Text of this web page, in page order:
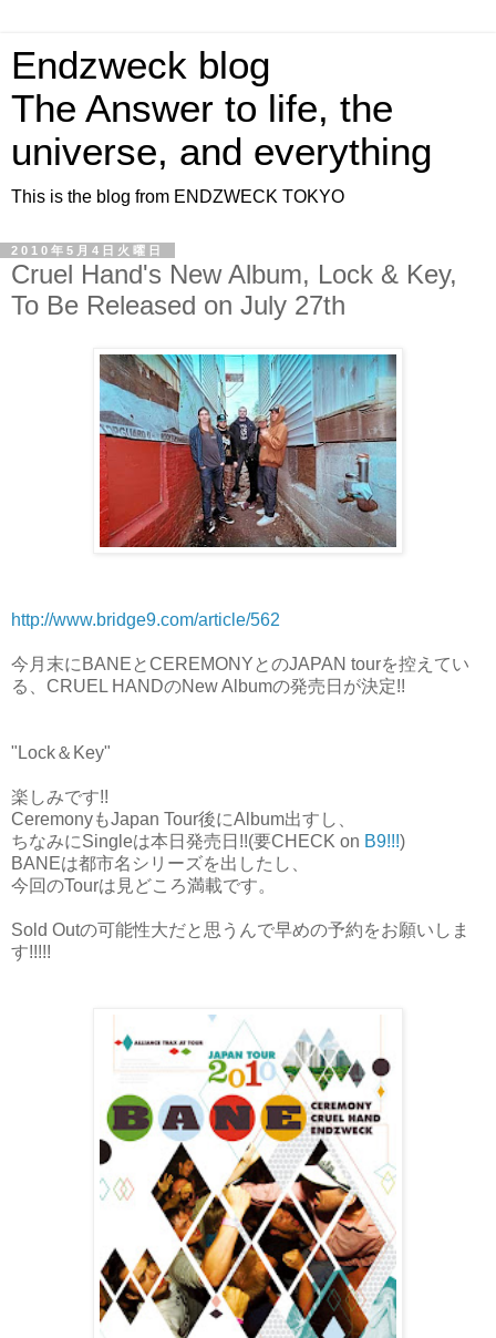
Endzweck blog
The Answer to life, the
universe, and everything
This is the blog from ENDZWECK TOKYO
2010年5月4日火曜日
Cruel Hand's New Album, Lock & Key,
To Be Released on July 27th
http://www.bridge9.com/article/562
今月末にBANEとCEREMONYとのJAPAN tourを控えてい
る、CRUEL HANDのNew Albumの発売日が決定!!
"Lock＆Key"
楽しみです!!
CeremonyもJapan Tour後にAlbum出すし、
ちなみにSingleは本日発売日!!(要CHECK on B9!!!)
BANEは都市名シリーズを出したし、
今回のTourは見どころ満載です。
Sold Outの可能性大だと思うんで早めの予約をお願いしま
す!!!!!